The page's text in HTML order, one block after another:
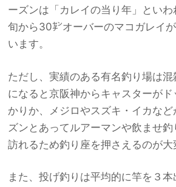
ーズンは「カレイの当り年」とい
旬から30㌢オーバーのマコガレイ
います。
ただし、実績のある有名釣り場は混
になると京阪神からキャスターが
かりか、メジロやスズキ・イカな
ズンとあってルアーマンや飲ませ
訪れるため釣り座を押さえるのが大
また、投げ釣りは平均的に竿を３